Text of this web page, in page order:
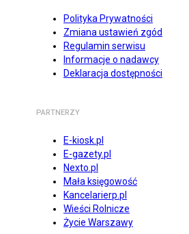
Polityka Prywatności
Zmiana ustawień zgód
Regulamin serwisu
Informacje o nadawcy
Deklaracja dostępności
PARTNERZY
E-kiosk.pl
E-gazety.pl
Nexto.pl
Mała księgowość
Kancelarierp.pl
Wieści Rolnicze
Życie Warszawy